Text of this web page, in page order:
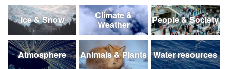
Ice & Snow
Climate &
Weather
People & Society
Atmosphere Animals & Plants Water resources